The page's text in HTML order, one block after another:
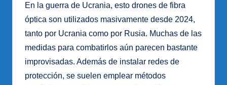
En la guerra de Ucrania, esto drones de fibra
óptica son utilizados masivamente desde 2024,
tanto por Ucrania como por Rusia. Muchas de las
medidas para combatirlos aún parecen bastante
improvisadas. Además de instalar redes de
protección, se suelen emplear métodos